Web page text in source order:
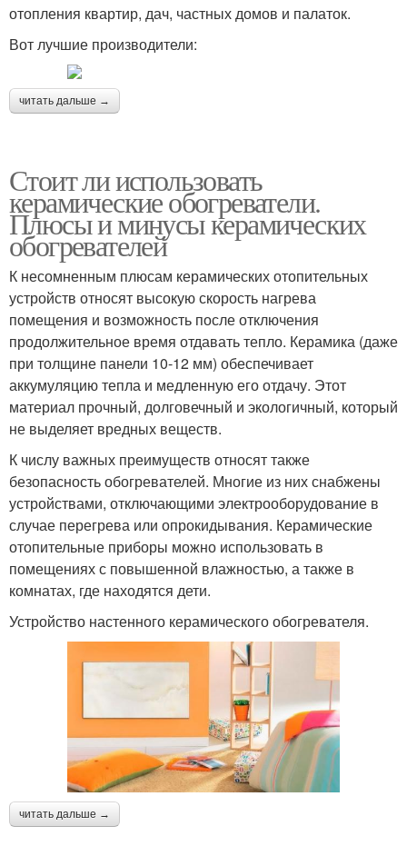
отопления квартир, дач, частных домов и палаток.
Вот лучшие производители:
читать дальше →
Стоит ли использовать
керамические обогреватели.
Плюсы и минусы керамических
обогревателей
К несомненным плюсам керамических отопительных
устройств относят высокую скорость нагрева
помещения и возможность после отключения
продолжительное время отдавать тепло. Керамика (даже
при толщине панели 10-12 мм) обеспечивает
аккумуляцию тепла и медленную его отдачу. Этот
материал прочный, долговечный и экологичный, который
не выделяет вредных веществ.
К числу важных преимуществ относят также
безопасность обогревателей. Многие из них снабжены
устройствами, отключающими электрооборудование в
случае перегрева или опрокидывания. Керамические
отопительные приборы можно использовать в
помещениях с повышенной влажностью, а также в
комнатах, где находятся дети.
Устройство настенного керамического обогревателя.
читать дальше →